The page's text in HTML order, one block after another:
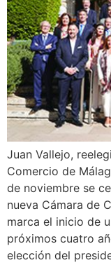
Juan Vallejo,
Comercio de
de noviembre se
nueva Cámara de
marca el inicio de
próximos cuatro
elección del